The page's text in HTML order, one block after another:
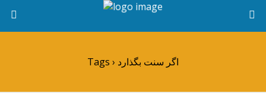
Tags › اگر سنت بگذارد